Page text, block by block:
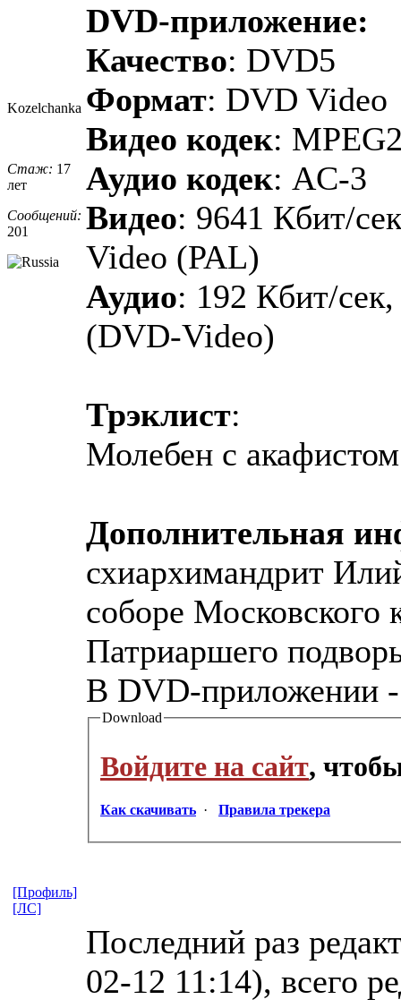
Kozelchanka
Стаж: 17
лет
Сообщений:
201
DVD-приложение:
Качество: DVD5
Формат: DVD Video
Видео кодек:
Аудио кодек: AC-3
Видео: 9641 Кбит/
Video (PAL)
Аудио: 192 Кбит/
(DVD-Video)
Трэклист:
Молебен с
Дополнительная
схиархимандрит
соборе Московского
Патриаршего
В DVD-приложении -
Download
Войдите на сайт,
Как скачивать · Правила трекера
Последний раз
02-12 11:14), всего
[Профиль]
[ЛС]